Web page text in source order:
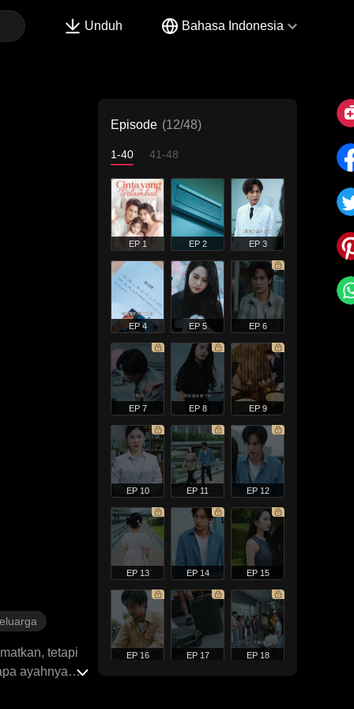
Unduh Bahasa Indonesia
tetapi
ayahnya
Episode (12/48)
1-40 41-48
EP 1 EP 2 EP 3
EP 4 EP 5 EP 6
EP 7 EP 8 EP 9
EP 10 EP 11 EP 12
EP 13 EP 14 EP 15
EP 16 EP 17 EP 18